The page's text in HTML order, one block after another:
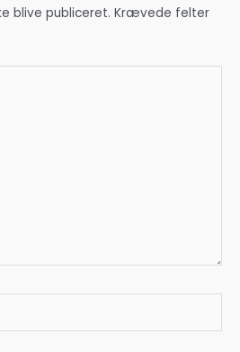
blive publiceret. Krævede felter